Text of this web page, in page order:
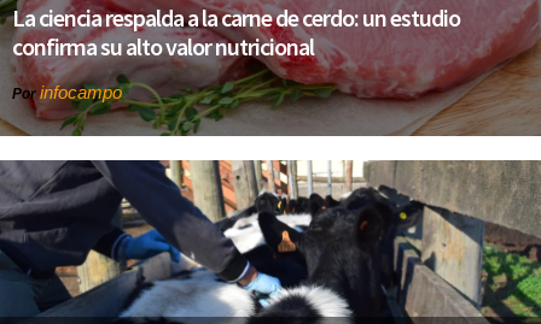
La ciencia respalda a la carne de cerdo: un estudio
confirma su alto valor nutricional
Por infocampo